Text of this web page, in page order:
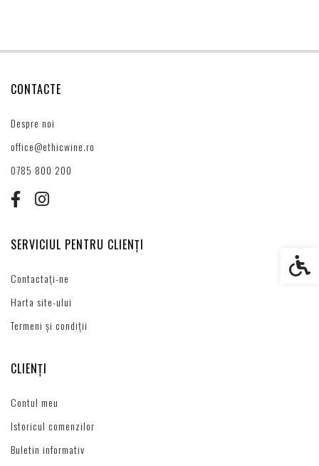
CONTACTE
Despre noi
office@ethicwine.ro
0785 800 200
SERVICIUL PENTRU CLIENȚI
Contactați-ne
Harta site-ului
Termeni și condiții
CLIENȚI
Contul meu
Istoricul comenzilor
Buletin informativ
Setări